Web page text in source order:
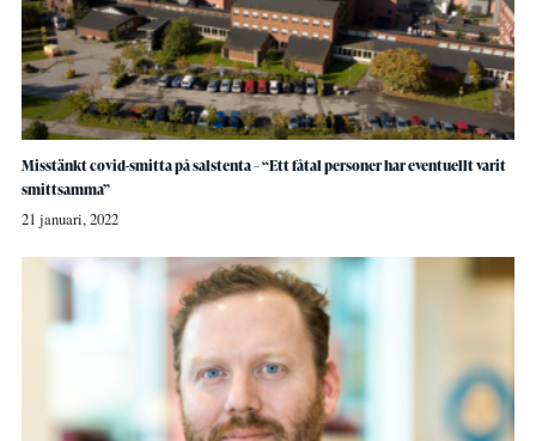
Misstänkt covid-smitta på salstenta – “Ett fåtal personer har eventuellt varit
smittsamma”
21 januari, 2022